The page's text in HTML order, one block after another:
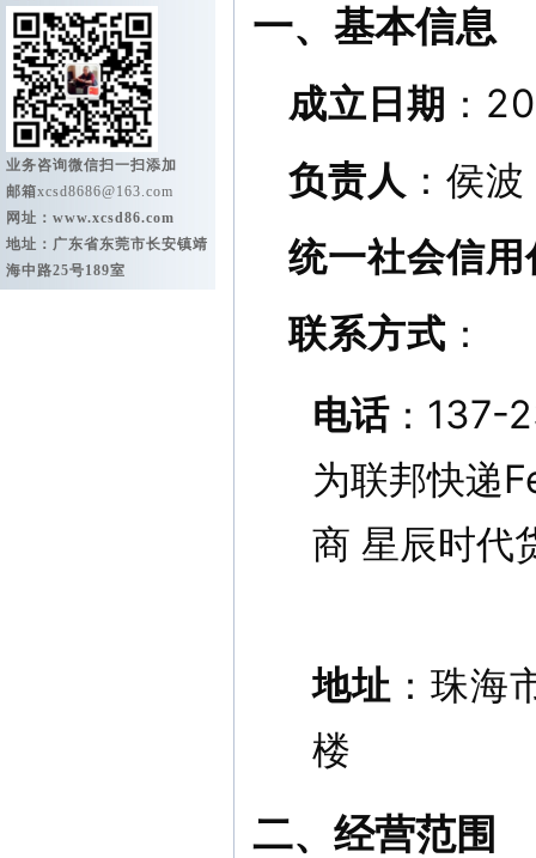
业务咨询微信扫一扫添加
邮箱xcsd8686@163.com
网址： www.xcsd86.com
地址：广东省东莞市长安镇靖
海中路25号189室
一、基本信息
成立日期 ：
负责人 ：侯波
统一社会信用
联系方式 ：
电话：137-
为联邦快递
商 星辰时代
地址 ：珠
楼
二、经营范围